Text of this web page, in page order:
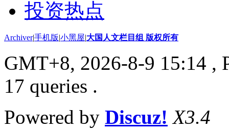
投资热点
Archiver|手机版|小黑屋|大国人文栏目组 版权所有
GMT+8, 2026-8-9 15:14 ,
17 queries .
Powered by Discuz! X3.4